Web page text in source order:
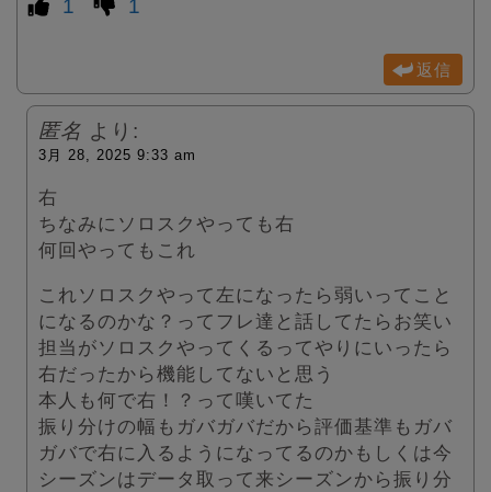
1 1
返信
匿名 より:
3月 28, 2025 9:33 am
右
ちなみにソロスクやっても右
何回やってもこれ
これソロスクやって左になったら弱いってこと
になるのかな？ってフレ達と話してたらお笑い
担当がソロスクやってくるってやりにいったら
右だったから機能してないと思う
本人も何で右！？って嘆いてた
振り分けの幅もガバガバだから評価基準もガバ
ガバで右に入るようになってるのかもしくは今
シーズンはデータ取って来シーズンから振り分